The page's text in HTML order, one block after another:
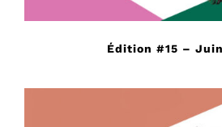
Édition #15 – Juin